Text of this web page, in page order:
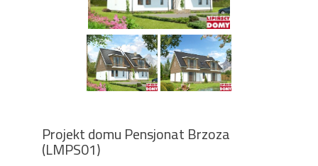
Projekt domu Pensjonat Brzoza
(LMPS01)